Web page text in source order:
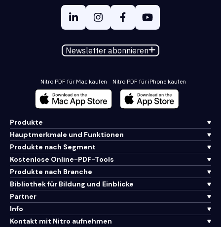
Newsletter abonnieren
Nitro PDF für Mac kaufen Nitro PDF für iPhone kaufen
Produkte
Hauptmerkmale und Funktionen
Produkte nach Segment
Kostenlose Online-PDF-Tools
Produkte nach Branche
Bibliothek für Bildung und Einblicke
Partner
Info
Kontakt mit Nitro aufnehmen